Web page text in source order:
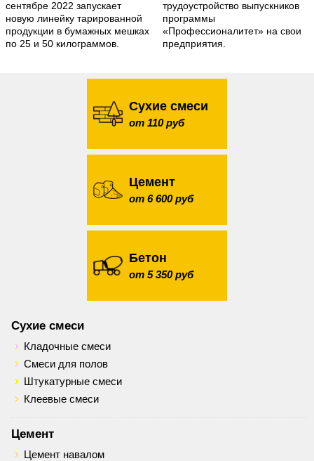
сентябре 2022 запускает
новую линейку тарированной
продукции в бумажных мешках
по 25 и 50 килограммов.
трудоустройство выпускников
программы
«Профессионалитет» на свои
предприятия.
Сухие смеси
от 110 руб
Цемент
от 6 600 руб
Бетон
от 5 350 руб
Сухие смеси
Кладочные смеси
Смеси для полов
Штукатурные смеси
Клеевые смеси
Цемент
Цемент навалом